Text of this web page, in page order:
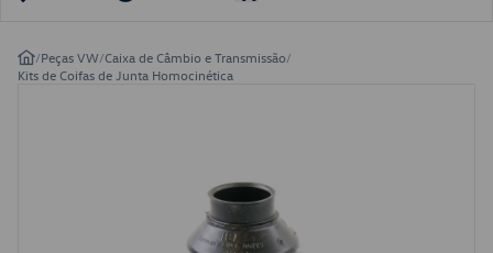
/Peças VW/Caixa de Câmbio e Transmissão/
Kits de Coifas de Junta Homocinética